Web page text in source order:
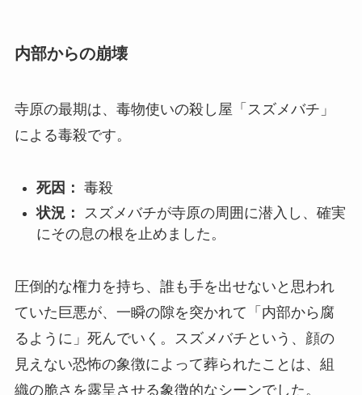
内部からの崩壊
寺原の最期は、毒物使いの殺し屋「スズメバチ」
による毒殺です。
死因： 毒殺
状況：
スズメバチが寺原の周囲に潜入し、確実
にその息の根を止めました。
圧倒的な権力を持ち、誰も手を出せないと思われ
ていた巨悪が、一瞬の隙を突かれて「内部から腐
るように」死んでいく。スズメバチという、顔の
見えない恐怖の象徴によって葬られたことは、組
織の脆さを露呈させる象徴的なシーンでした。